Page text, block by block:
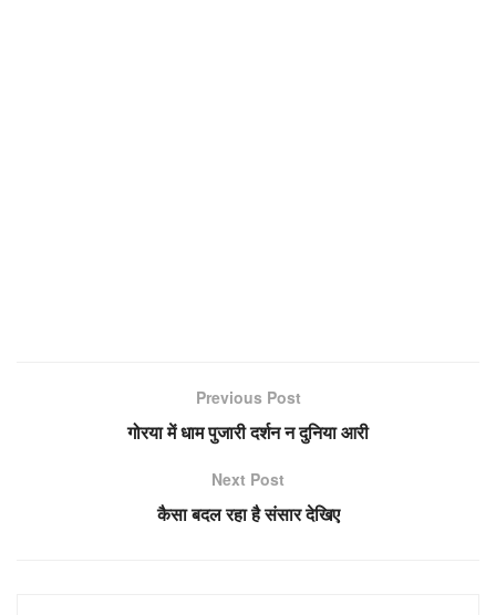
Previous Post
गोरया में धाम पुजारी दर्शन न दुनिया आरी
Next Post
कैसा बदल रहा है संसार देखिए